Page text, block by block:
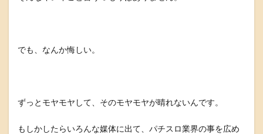
でも、なんか悔しい。
ずっとモヤモヤして、そのモヤモヤが晴れないんです。
もしかしたらいろんな媒体に出て、パチスロ業界の事を広め